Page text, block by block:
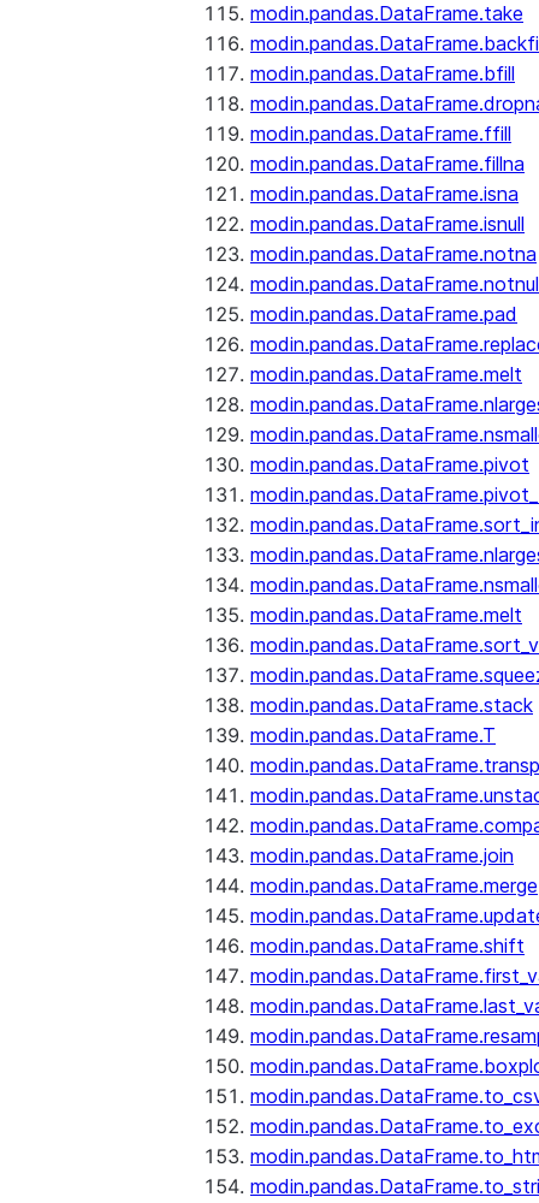
modin.pandas.DataFrame.take
modin.pandas.DataFrame.bfill
modin.pandas.DataFrame.ffill
modin.pandas.DataFrame.fillna
modin.pandas.DataFrame.isna
modin.pandas.DataFrame.isnull
modin.pandas.DataFrame.notna
modin.pandas.DataFrame.pad
modin.pandas.DataFrame.melt
modin.pandas.DataFrame.pivot
modin.pandas.DataFrame.melt
modin.pandas.DataFrame.stack
modin.pandas.DataFrame.T
modin.pandas.DataFrame.join
modin.pandas.DataFrame.merge
modin.pandas.DataFrame.shift